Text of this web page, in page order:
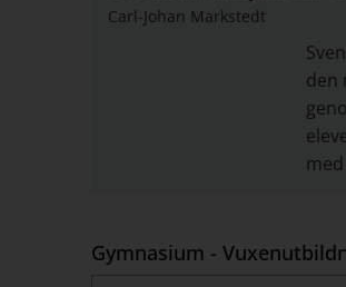
Carl-Johan Markstedt
den
Gymnasium -